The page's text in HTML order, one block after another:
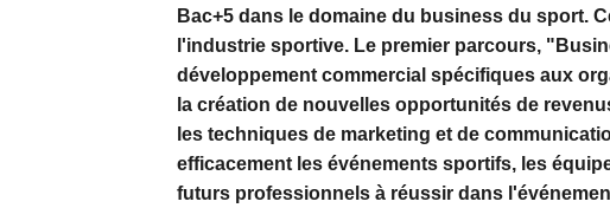
Bac+5 dans le domaine du business du sport.
l'industrie sportive. Le premier parcours,
développement commercial spécifiques aux
la création de nouvelles opportunités de
les techniques de marketing et de
efficacement les événements sportifs, les
futurs professionnels à réussir dans